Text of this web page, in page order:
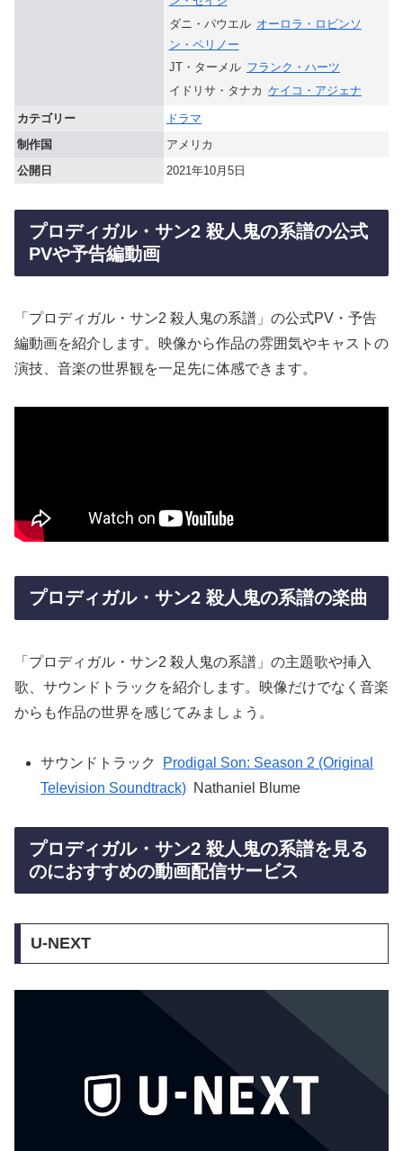
ダニ・パウエル オーロラ・ロビンソ
ン・ペリノー
JT・ターメル フランク・ハーツ
イドリサ・タナカ ケイコ・アジェナ
カテゴリー
ドラマ
制作国
アメリカ
公開日
2021年10月5日
プロディガル・サン2 殺人鬼の系譜の公式
PVや予告編動画
「プロディガル・サン2 殺人鬼の系譜」の公式PV・予告
編動画を紹介します。映像から作品の雰囲気やキャストの
演技、音楽の世界観を一足先に体感できます。
プロディガル・サン2 殺人鬼の系譜の楽曲
「プロディガル・サン2 殺人鬼の系譜」の主題歌や挿入
歌、サウンドトラックを紹介します。映像だけでなく音楽
からも作品の世界を感じてみましょう。
サウンドトラック
Prodigal Son: Season 2 (Original
Television Soundtrack) Nathaniel Blume
プロディガル・サン2 殺人鬼の系譜を見る
のにおすすめの動画配信サービス
U-NEXT